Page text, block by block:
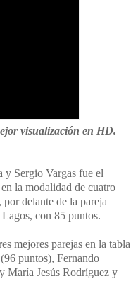
visualización en HD.
y Sergio Vargas fue el
la modalidad de cuatro
delante de la pareja
con 85 puntos.
mejores parejas en la tabla
puntos), Fernando
María Jesús Rodríguez y